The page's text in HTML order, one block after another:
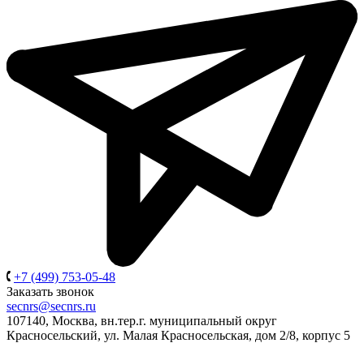
+7 (499) 753-05-48
Заказать звонок
secnrs@secnrs.ru
107140, Москва, вн.тер.г. муниципальный округ
Красносельский, ул. Малая Красносельская, дом 2/8, корпус 5